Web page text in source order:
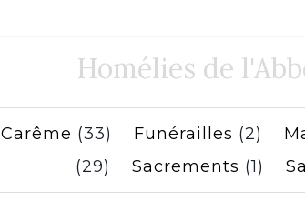
Homélies de
Carême (33) Funérailles (2)
(29)
Sacrements (1)